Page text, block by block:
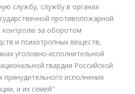
службу, службу в органах
противопожарной
контролю за оборотом
и психотропных веществ,
уголовно-исполнительной
гвардии Российской
принудительного исполнения
и их семей"